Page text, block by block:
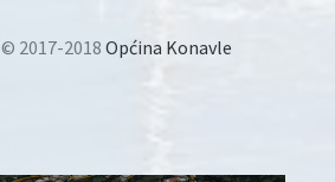
© 2017-2018 Općina Konavle